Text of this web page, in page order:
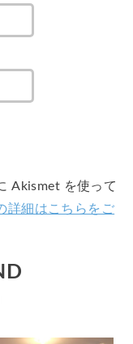
Akismet を使って
詳細はこちらをご